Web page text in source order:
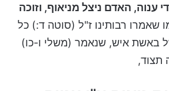
ענוה, האדם ניצל מניאוף, וזוכה
שאמרו רבותינו ז"ל (סוטה ד:) כל
באשת איש, שנאמר (משלי ו-כו)
תצוד,